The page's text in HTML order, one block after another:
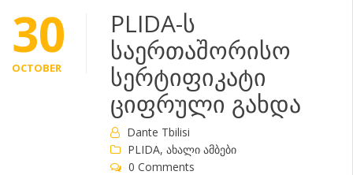
30
OCTOBER
PLIDA-ს
საერთაშორისო
სერტიფიკატი
ციფრული გახდა
Dante Tbilisi
PLIDA, ახალი ამბები
0 Comments